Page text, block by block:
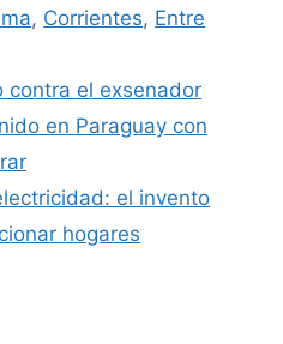
, Corrientes, Entre
contra el exsenador
en Paraguay con
el invento
hogares